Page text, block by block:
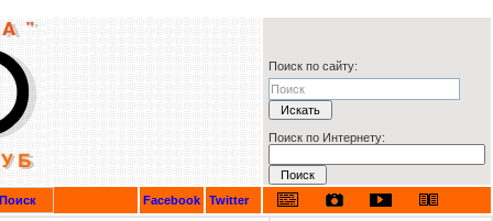
Поиск по сайту:
Поиск по Интернету:
Поиск Facebook Twitter